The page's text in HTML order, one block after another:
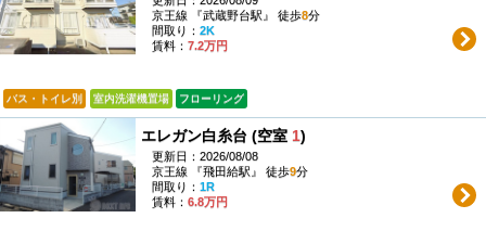
京王線 『武蔵野台駅』 徒歩8分
間取り： 2K
賃料： 7.2万円
バス・トイレ別 室内洗濯機置場 フローリング
エレガン白糸台 (空室 1)
更新日：2026/08/08
京王線 『飛田給駅』 徒歩9分
間取り： 1R
賃料： 6.8万円